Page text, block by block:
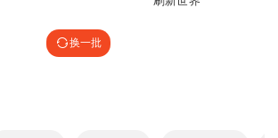
换一批